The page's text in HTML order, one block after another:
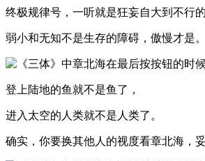
终极规律号，一听就是狂妄自大到不行
弱小和无知不是生存的障碍，傲慢才是
登上陆地的鱼就不是鱼了，
进入太空的人类就不是人类了。
确实，你要换其他人的视度看章北海，